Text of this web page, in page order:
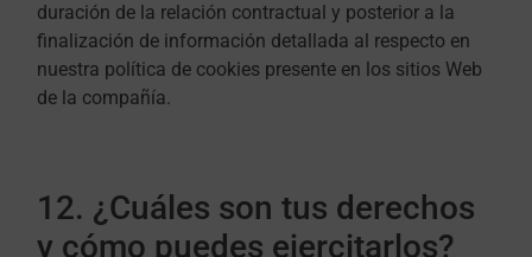
duración de la relación contractual y posterior a la
finalización de información detallada al respecto en
nuestra política de cookies presente en los sitios Web
de la compañía.
12. ¿Cuáles son tus derechos
y cómo puedes ejercitarlos?